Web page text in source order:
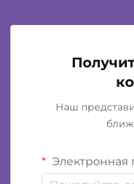
Наш
Электронная